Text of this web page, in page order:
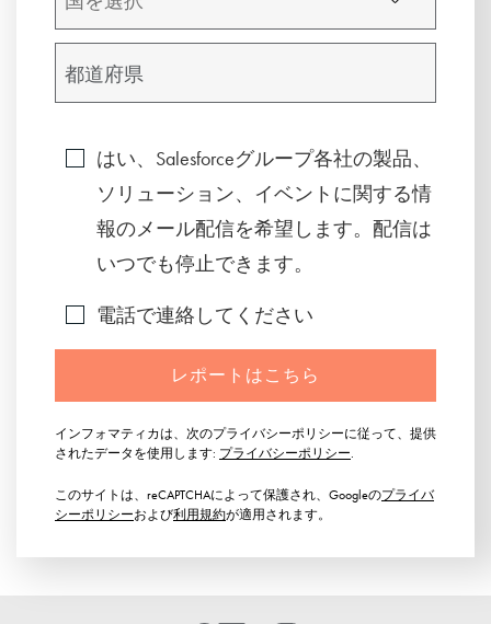
はい、Salesforceグループ各社の製品、
ソリューション、イベントに関する情
報のメール配信を希望します。配信は
いつでも停止できます。
電話で連絡してください
レポートはこちら
インフォマティカは、次のプライバシーポリシーに従って、提供
されたデータを使用します: プライバシーポリシー.
このサイトは、reCAPTCHAによって保護され、Googleのプライバ
シーポリシーおよび利用規約が適用されます。